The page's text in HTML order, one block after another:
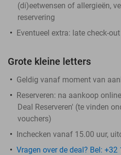
(di)eetwensen of allergieën,
reservering
Eventueel extra: late check-
Grote kleine letters
Geldig vanaf moment van
Reserveren: na aankoop
Deal Reserveren' (te vinden
vouchers)
Inchecken vanaf 15.00 uur,
Vragen over de deal? Bel: